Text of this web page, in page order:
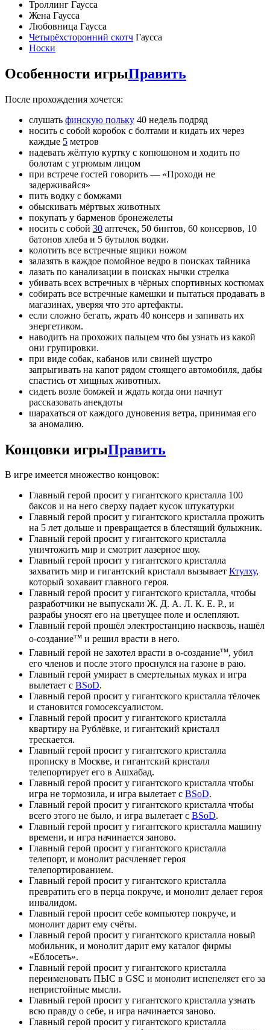
Троллинг Гаусса
Жена Гаусса
Любовница Гаусса
Четырёхсторонний скотч Гаусса
Носки
Особенности игрыПравить
После прохождения хочется:
слушать финскую польку 40 недель подряд
носить с собой коробок с болтами и кидать их через
каждые 5 метров
надевать жёлтую куртку с копюшоном и ходить по
болотам с угрюмым лицом
при встрече гостей говорить — «Проходи не
задерживайся»
пить водку с бомжами
обыскивать мёртвых животных
покупать у барменов бронежелеты
носить с собой 30 аптечек, 50 бинтов, 60 консервов, 10
батонов хлеба и 5 бутылок водки.
колотить все встречные ящики ножом
залазять в каждое помойное ведро в поисках тайника
лазать по канализации в поисках нычки стрелка
убивать всех встречных в чёрных спортивных костюмах
собирать все встречные камешки и пытаться продавать в
магазинах, уверяя что это артефакты.
если сложно бегать, жрать 40 консерв и запивать их
энергетиком.
наводить на прохожих пальцем что бы узнать из какой
они групировки.
при виде собак, кабанов или свиней шустро
запрыгивать на капот рядом стоящего автомобиля, дабы
спастись от хищных животных.
сидеть возле бомжей и ждать когда они начнут
рассказовать анекдоты
шарахаться от каждого дуновения ветра, принимая его
за аномалию.
Концовки игрыПравить
В игре имеется множество концовок:
Главный герой просит у гигантского кристалла 100
баксов и на него сверху падает кусок штукатурки
Главный герой просит у гигантского кристалла прожить
на 5 лет дольше и превращается в блестящий булыжник.
Главный герой просит у гигантского кристалла
уничтожить мир и смотрит лазерное шоу.
Главный герой просит у гигантского кристалла
захватить мир и гигантский кристалл вызывает Ктулху,
который зохаваит главного героя.
Главный герой просит у гигантского кристалла, чтобы
разработчики не выпускали Ж. Д. А. Л. К. Е. Р., и
разрабы уносят его на цветущее поле и ослепляют.
Главный герой прошёл электростанцию насквозь, нашёл
о-созданиетм и решил врасти в него.
Главный герой не захотел врасти в о-созданиетм, убил
его членов и после этого проснулся на газоне в раю.
Главный герой умирает в смертельных муках и игра
вылетает с BSoD.
Главный герой просит у гигантского кристалла тёлочек
и становится гомосексуалистом.
Главный герой просит у гигантского кристалла
квартиру на Рублёвке, и гигантский кристалл
трескается.
Главный герой просит у гигантского кристалла
прописку в Москве, и гигантский кристалл
телепортирует его в Ашхабад.
Главный герой просит у гигантского кристалла чтобы
игра не тормозила, и игра вылетает с BSoD.
Главный герой просит у гигантского кристалла чтобы
всего этого не было, и игра вылетает с BSoD.
Главный герой просит у гигантского кристалла машину
времени, и игра начинается заново.
Главный герой просит у гигантского кристалла
телепорт, и монолит расчленяет героя
телепортированием.
Главный герой просит у гигантского кристалла
превратить его в перца покруче, и монолит делает героя
инвалидом.
Главный герой просит себе компьютер покруче, и
монолит дарит ему счёты.
Главный герой просит у гигантского кристалла новый
мобильник, и монолит дарит ему каталог фирмы
«Еблосеть».
Главный герой просит у гигантского кристалла
переименовать ПЫС в GSC и монолит испепеляет его за
непристойные мысли.
Главный герой просит у гигантского кристалла узнать
всю правду о себе, и игра начинается заново.
Главный герой просит у гигантского кристалла